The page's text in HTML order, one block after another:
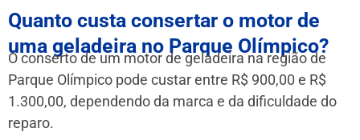
Quanto custa consertar o motor de
uma geladeira no Parque Olímpico?
O conserto de um motor de geladeira na região de
Parque Olímpico pode custar entre R$ 900,00 e R$
1.300,00, dependendo da marca e da dificuldade do
reparo.